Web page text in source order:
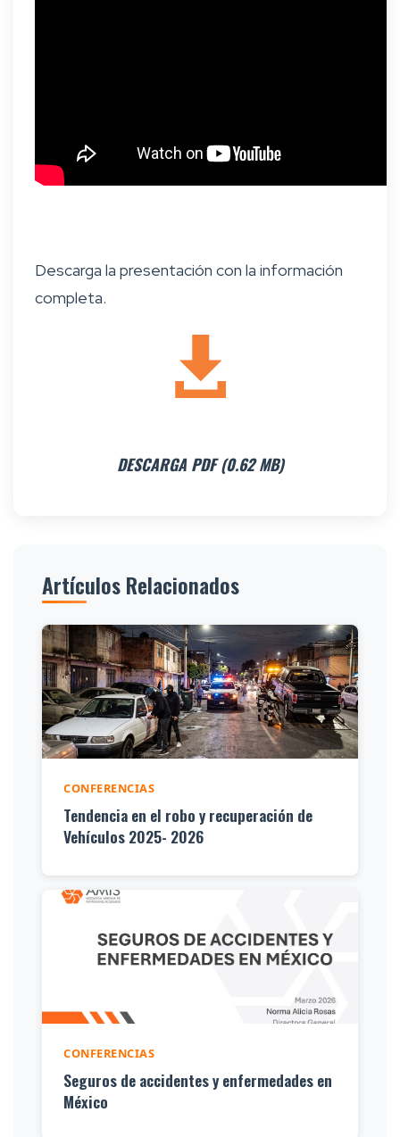
Descarga la presentación con la información
completa.
DESCARGA PDF (0.62 MB)
Artículos Relacionados
CONFERENCIAS
Tendencia en el robo y recuperación de
Vehículos 2025- 2026
CONFERENCIAS
Seguros de accidentes y enfermedades en
México